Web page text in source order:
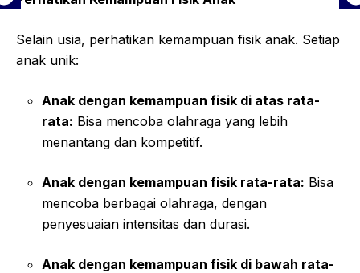
Selain usia, perhatikan kemampuan fisik anak. Setiap
anak unik:
Anak dengan kemampuan fisik di atas rata-
rata: Bisa mencoba olahraga yang lebih
menantang dan kompetitif.
Anak dengan kemampuan fisik rata-rata: Bisa
mencoba berbagai olahraga, dengan
penyesuaian intensitas dan durasi.
Anak dengan kemampuan fisik di bawah rata-